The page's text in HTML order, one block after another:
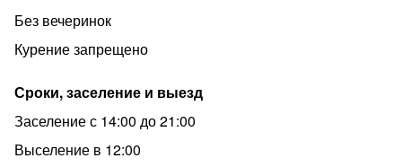
1000 рублей.
Отмена бронирования с возвратом предоплаты
Отмена бронирования в день заселения без возврата
предоплаты.Уважаемые гости, бронирование студии
означает, что текст объявления Вы прочитали и
ознакомлены с договором оферты.
Без вечеринок
Курение запрещено
Сроки, заселение и выезд
Заселение с 14:00 до 21:00
Выселение в 12:00